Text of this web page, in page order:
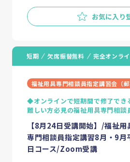
お気に入り
短期 欠席振替無料 完全オンラ
福祉用具専門相談員指定講習会（郵
◆オンラインで短期間で修了で
難しい方必見の福祉用具専門相
【8月24日受講開始】/福祉用
専門相談員指定講習8月・9月
日コース/Zoom受講